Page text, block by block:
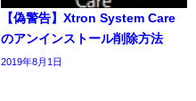
【偽警告】Xtron System Care
のアンインストール削除方法
2019年8月1日